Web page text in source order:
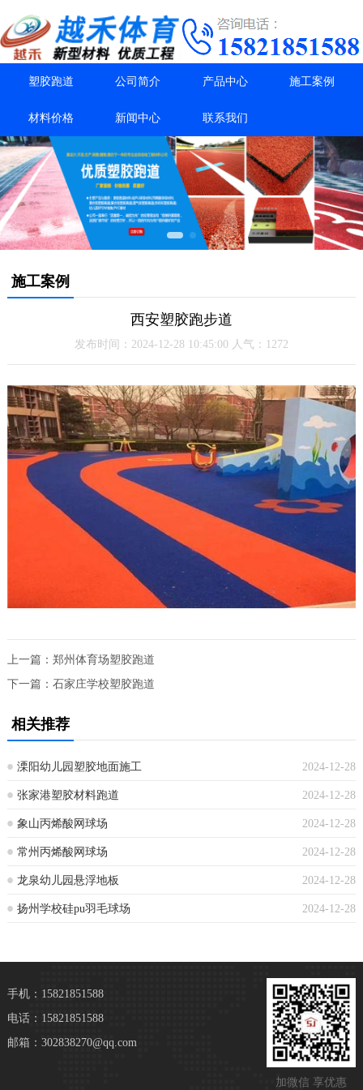
塑胶跑道 公司简介 产品中心 施工案例
材料价格 新闻中心 联系我们
施工案例
西安塑胶跑步道
发布时间：2024-12-28 10:45:00 人气：1272
上一篇： 郑州体育场塑胶跑道
下一篇： 石家庄学校塑胶跑道
相关推荐
2024-12-28
溧阳幼儿园塑胶地面施工
2024-12-28
张家港塑胶材料跑道
2024-12-28
象山丙烯酸网球场
2024-12-28
常州丙烯酸网球场
2024-12-28
龙泉幼儿园悬浮地板
2024-12-28
扬州学校硅pu羽毛球场
加微信 享优惠
手机：15821851588
电话：15821851588
邮箱：302838270@qq.com